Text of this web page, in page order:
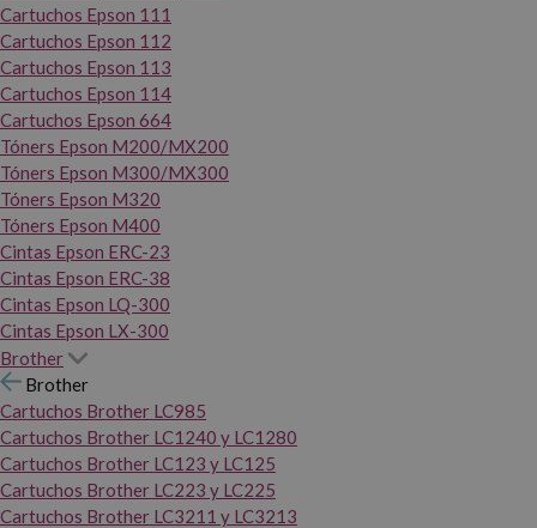
Cartuchos Epson 111
Cartuchos Epson 112
Cartuchos Epson 113
Cartuchos Epson 114
Cartuchos Epson 664
Tóners Epson M200/MX200
Tóners Epson M300/MX300
Tóners Epson M320
Tóners Epson M400
Cintas Epson ERC-23
Cintas Epson ERC-38
Cintas Epson LQ-300
Cintas Epson LX-300
Brother
Brother
Cartuchos Brother LC985
Cartuchos Brother LC1240 y LC1280
Cartuchos Brother LC123 y LC125
Cartuchos Brother LC223 y LC225
Cartuchos Brother LC3211 y LC3213